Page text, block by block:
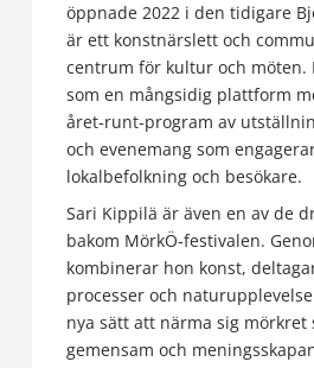
öppnade 2022 i den tidigare
är ett konstnärslett och
centrum för kultur och möten.
som en mångsidig plattform
året‑runt‑program av
och evenemang som
lokalbefolkning och besökare.
Sari Kippilä är även en av de
bakom MörkÖ‑festivalen.
kombinerar hon konst,
processer och
nya sätt att närma sig mörkret
gemensam och